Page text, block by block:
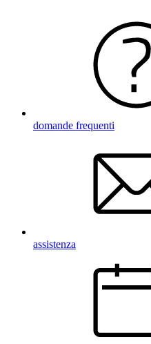
domande frequenti
assistenza